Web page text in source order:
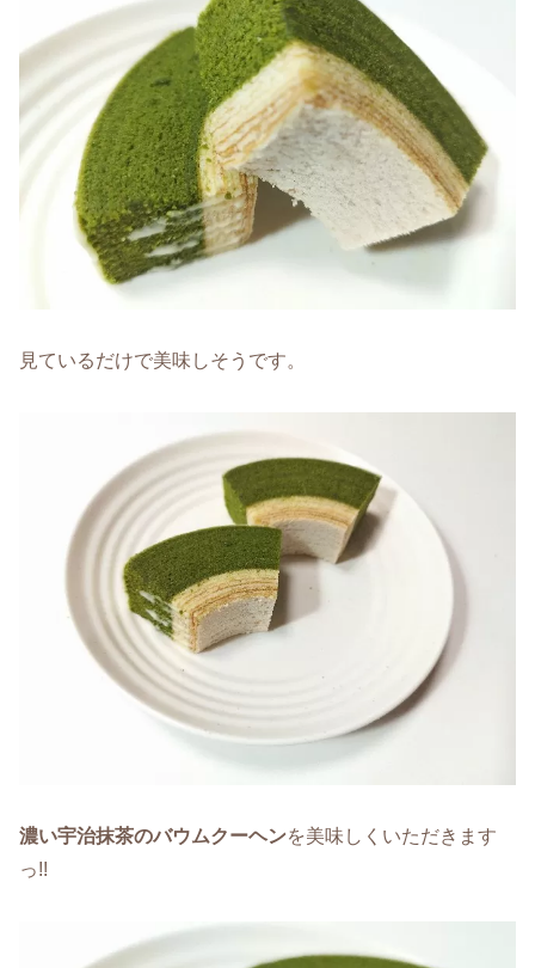
見ているだけで美味しそうです。
濃い宇治抹茶のバウムクーヘンを美味しくいただきます
っ!!